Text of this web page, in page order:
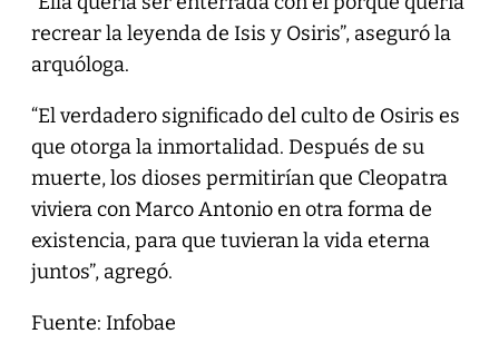
recrear la leyenda de Isis y Osiris”, aseguró la
arquóloga.
“El verdadero significado del culto de Osiris es
que otorga la inmortalidad. Después de su
muerte, los dioses permitirían que Cleopatra
viviera con Marco Antonio en otra forma de
existencia, para que tuvieran la vida eterna
juntos”, agregó.
Fuente: Infobae